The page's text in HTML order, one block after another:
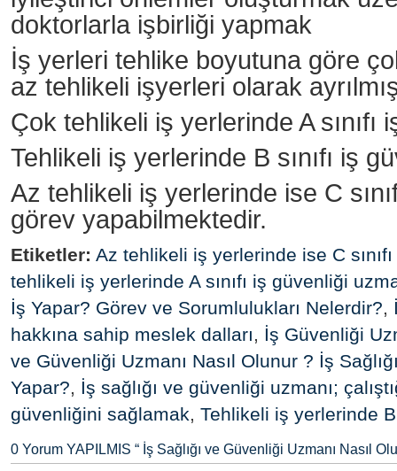
doktorlarla işbirliği yapmak
İş yerleri tehlike boyutuna göre
az tehlikeli işyerleri olarak
Çok tehlikeli iş yerlerinde A sınıfı
Tehlikeli iş yerlerinde B sınıfı iş
Az tehlikeli iş yerlerinde ise C
görev yapabilmektedir.
Etiketler: Az tehlikeli iş yerlerinde ise C
tehlikeli iş yerlerinde A sınıfı iş güvenliği
İş Yapar? Görev ve Sorumlulukları Nelerdir?,
hakkına sahip meslek dalları, İş Güvenliği
ve Güvenliği Uzmanı Nasıl Olunur ? İş
Yapar?, İş sağlığı ve güvenliği uzmanı;
güvenliğini sağlamak, Tehlikeli iş yerlerinde B
0 Yorum YAPILMIS “ İş Sağlığı ve Güvenliği Uzmanı Nasıl